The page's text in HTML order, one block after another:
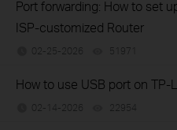
Port forwarding: How to set
ISP-customized Router
02-25-2026 51971
How to use USB port on
02-14-2026 22954